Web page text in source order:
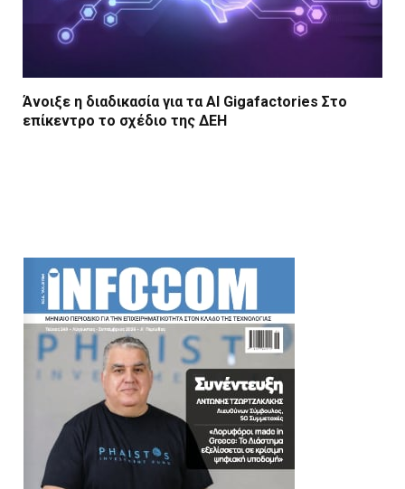
Άνοιξε η διαδικασία για τα AI Gigafactories Στο
επίκεντρο το σχέδιο της ΔΕΗ